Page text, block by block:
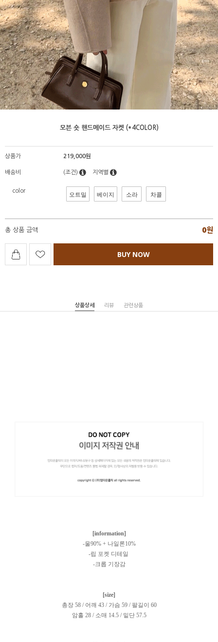
모븐 숏 핸드메이드 자켓 (*4COLOR)
상품가 219,000원
배송비 (조건) 지역별
color 오트밀 베이지 소라 차콜
총 상품 금액 0원
BUY NOW
상품상세 리뷰 관련상품
[information]
-울90% + 나일론10%
-립 포켓 디테일
-크롭 기장감
[size]
총장 58 / 어깨 43 / 가슴 59 / 팔길이 60
암홀 28 / 소매 14.5 / 밑단 57.5